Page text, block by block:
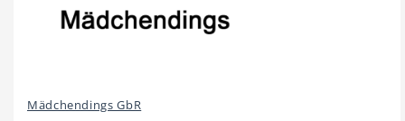
Restaurant
Mädchendings GbR